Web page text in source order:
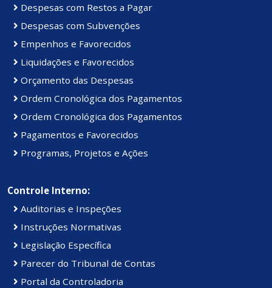
Despesas com Restos a Pagar
Despesas com Subvenções
Empenhos e Favorecidos
Liquidações e Favorecidos
Orçamento das Despesas
Ordem Cronológica dos Pagamentos
Ordem Cronológica dos Pagamentos
Pagamentos e Favorecidos
Programas, Projetos e Ações
Controle Interno:
Auditorias e Inspeções
Instruções Normativas
Legislação Específica
Parecer do Tribunal de Contas
Portal da Controladoria